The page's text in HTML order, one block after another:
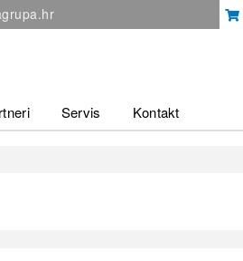
Servis Kontakt